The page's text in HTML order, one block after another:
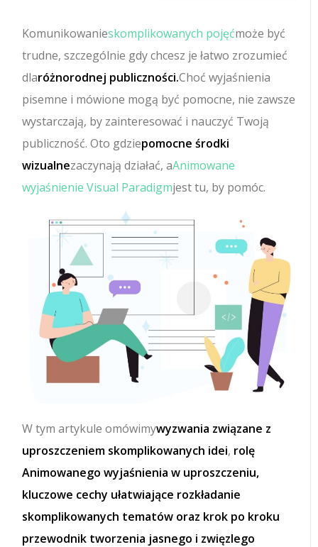
Komunikowanieskomplikowanych pojęćmoże być
trudne, szczególnie gdy chcesz je łatwo zrozumieć
dlaróżnorodnej publiczności.Choć wyjaśnienia
pisemne i mówione mogą być pomocne, nie zawsze
wystarczają, by zainteresować i nauczyć Twoją
publiczność. Oto gdziepomocne środki
wizualnezaczynają działać, aAnimowane
wyjaśnienie Visual Paradigmjest tu, by pomóc.
W tym artykule omówimywyzwania związane z
uproszczeniem skomplikowanych idei, rolę
Animowanego wyjaśnienia w uproszczeniu,
kluczowe cechy ułatwiające rozkładanie
skomplikowanych tematów oraz krok po kroku
przewodnik tworzenia jasnego i zwięzlego